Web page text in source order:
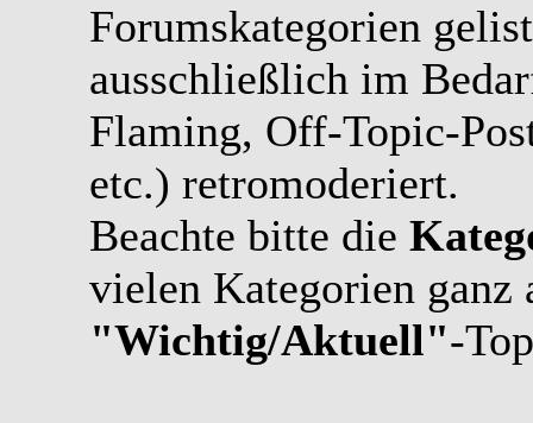
Forumskategorien
ausschließlich im
Flaming, Off-Topic-
etc.) retromoderiert.
Beachte bitte die
vielen Kategorien ganz
"Wichtig/Aktuell"-